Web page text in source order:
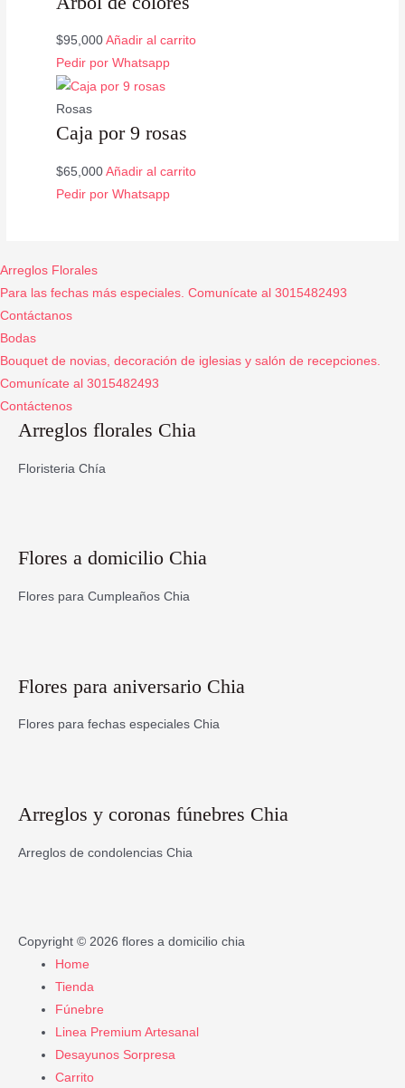
$95,000 Añadir al carrito
Pedir por Whatsapp
Rosas
Caja por 9 rosas
$65,000 Añadir al carrito
Pedir por Whatsapp
Arreglos Florales
Para las fechas más especiales. Comunícate al 3015482493
Contáctanos
Bodas
Bouquet de novias, decoración de iglesias y salón de recepciones.
Comunícate al 3015482493
Contáctenos
Arreglos florales Chia
Floristeria Chía
Flores a domicilio Chia
Flores para Cumpleaños Chia
Flores para aniversario Chia
Flores para fechas especiales Chia
Arreglos y coronas fúnebres Chia
Arreglos de condolencias Chia
Copyright © 2026 flores a domicilio chia
Home
Tienda
Fúnebre
Linea Premium Artesanal
Desayunos Sorpresa
Carrito